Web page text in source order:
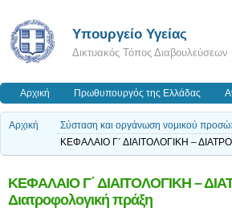
Υπουργείο Υγείας
Δικτυακός Τόπος Διαβουλεύσεων
Αρχική Πρωθυπουργός της Ελλάδας
Αρχική
Σύσταση και οργάνωση νομικού
ΚΕΦΑΛΑΙΟ Γ΄ ΔΙΑΙΤΟΛΟΓΙΚΗ –
ΚΕΦΑΛΑΙΟ Γ΄ ΔΙΑΙΤΟΛΟΓΙΚΗ –
Διατροφολογική πράξη